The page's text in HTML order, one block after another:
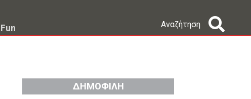
Fun Αναζήτηση
ΔΗΜΟΦΙΛΗ